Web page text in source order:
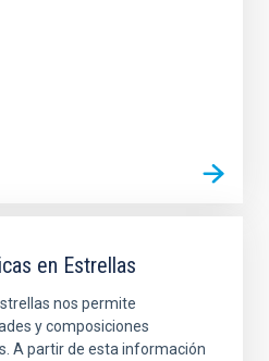
en Estrellas
nos permite
y composiciones
A partir de esta información